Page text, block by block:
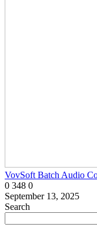
VovSoft Batch Audio
0 348 0
September 13, 2025
Search